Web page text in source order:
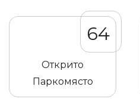
64
Открито
Паркомясто